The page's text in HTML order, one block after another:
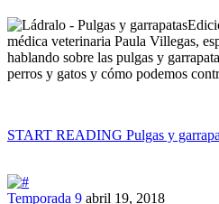
médica veterinaria Paula Villegas,
hablando sobre las pulgas y
perros y gatos y cómo podemos
START READING Pulgas y
Temporada 9 abril 19, 2018